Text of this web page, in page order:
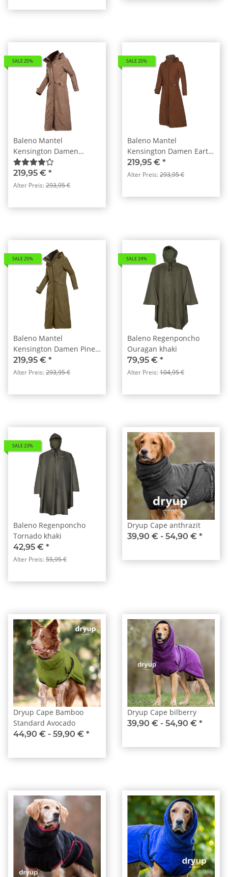
SALE 25%
Baleno Mantel
Kensington Damen
Camel
219,95 € *
Alter Preis:293,95 €
SALE 25%
Baleno Mantel
Kensington Damen Earth
Brown
219,95 € *
Alter Preis:293,95 €
SALE 25%
Baleno Mantel
Kensington Damen Pine
Green
219,95 € *
Alter Preis:293,95 €
SALE 24%
Baleno Regenponcho
Ouragan khaki
79,95 € *
Alter Preis:104,95 €
SALE 23%
Baleno Regenponcho
Tornado khaki
42,95 € *
Alter Preis:55,95 €
Dryup Cape anthrazit
39,90 € - 54,90 € *
Dryup Cape Bamboo
Standard Avocado
44,90 € - 59,90 € *
Dryup Cape bilberry
39,90 € - 54,90 € *